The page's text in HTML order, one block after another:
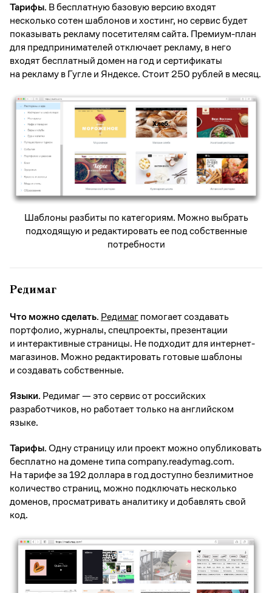
Тарифы. В бесплатную базовую версию входят
несколько сотен шаблонов и хостинг, но сервис будет
показывать рекламу посетителям сайта. Премиум-план
для предпринимателей отключает рекламу, в него
входят бесплатный домен на год и сертификаты
на рекламу в Гугле и Яндексе. Стоит 250 рублей в месяц.
Шаблоны разбиты по категориям. Можно выбрать
подходящую и редактировать ее под собственные
потребности
Редимаг
Что можно сделать. Редимагпомогает создавать
портфолио, журналы, спецпроекты, презентации
и интерактивные страницы. Не подходит для интернет-
магазинов. Можно редактировать готовые шаблоны
и создавать собственные.
Языки. Редимаг — это сервис от российских
разработчиков, но работает только на английском
языке.
Тарифы.Одну страницу или проект можно опубликовать
бесплатно на домене типа company.readymag.com.
На тарифе за 192 доллара в год доступно безлимитное
количество страниц, можно подключать несколько
доменов, просматривать аналитику и добавлять свой
код.